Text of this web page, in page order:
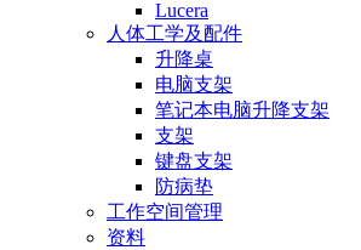
Lucera
人体工学及配件
升降桌
电脑支架
笔记本电脑升降支架
支架
键盘支架
防病垫
工作空间管理
资料